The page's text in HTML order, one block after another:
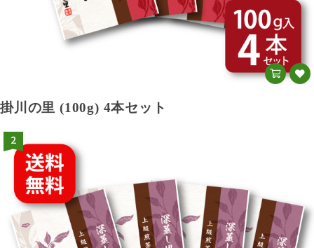
掛川の里 (100g) 4本セット
2